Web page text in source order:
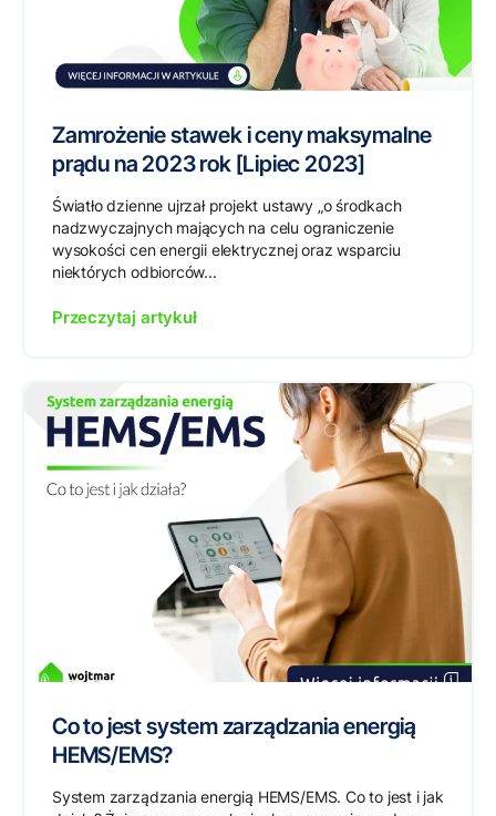
Zamrożenie stawek i ceny maksymalne
prądu na 2023 rok [Lipiec 2023]
Światło dzienne ujrzał projekt ustawy „o środkach
nadzwyczajnych mających na celu ograniczenie
wysokości cen energii elektrycznej oraz wsparciu
niektórych odbiorców...
Przeczytaj artykuł
Co to jest system zarządzania energią
HEMS/EMS?
System zarządzania energią HEMS/EMS. Co to jest i jak